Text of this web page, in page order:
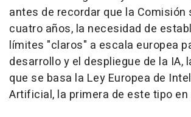
antes de recordar que la Comisión
cuatro años, la necesidad de
límites "claros" a escala europea
desarrollo y el despliegue de la IA,
que se basa la Ley Europea de
Artificial, la primera de este tipo en